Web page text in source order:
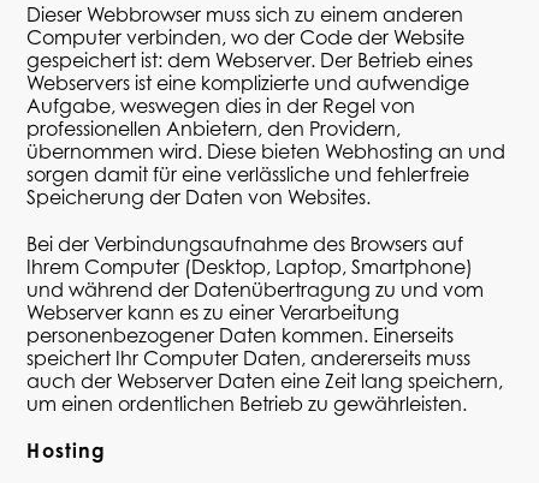
Dieser Webbrowser muss sich zu einem anderen
Computer verbinden, wo der Code der Website
gespeichert ist: dem Webserver. Der Betrieb eines
Webservers ist eine komplizierte und aufwendige
Aufgabe, weswegen dies in der Regel von
professionellen Anbietern, den Providern,
übernommen wird. Diese bieten Webhosting an und
sorgen damit für eine verlässliche und fehlerfreie
Speicherung der Daten von Websites.
Bei der Verbindungsaufnahme des Browsers auf
Ihrem Computer (Desktop, Laptop, Smartphone)
und während der Datenübertragung zu und vom
Webserver kann es zu einer Verarbeitung
personenbezogener Daten kommen. Einerseits
speichert Ihr Computer Daten, andererseits muss
auch der Webserver Daten eine Zeit lang speichern,
um einen ordentlichen Betrieb zu gewährleisten.
Hosting